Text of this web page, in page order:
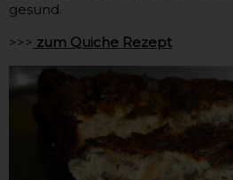
gesund.
>>> zum Quiche Rezept